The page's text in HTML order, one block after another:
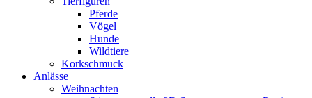
Pferde
Vögel
Hunde
Wildtiere
Korkschmuck
Anlässe
Weihnachten